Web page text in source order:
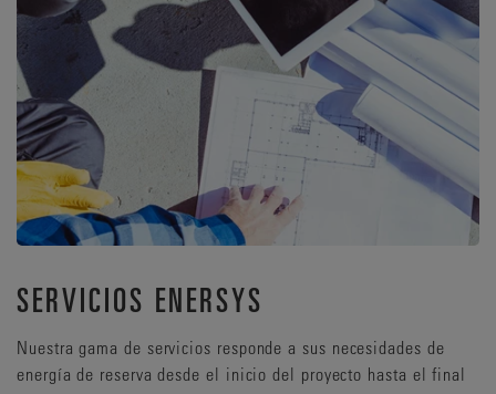
SERVICIOS ENERSYS
Nuestra gama de servicios responde a sus necesidades de
energía de reserva desde el inicio del proyecto hasta el final